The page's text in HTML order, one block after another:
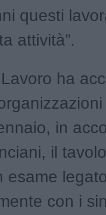
questi
attività”.
ha
in
il
esame
con i